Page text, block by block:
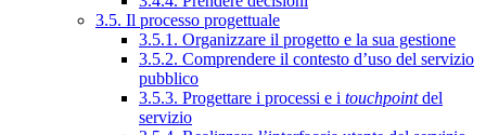
3.5. Il processo progettuale
3.5.1. Organizzare il progetto e la sua gestione
3.5.2. Comprendere il contesto d’uso del servizio
pubblico
3.5.3. Progettare i processi e i touchpointdel
servizio